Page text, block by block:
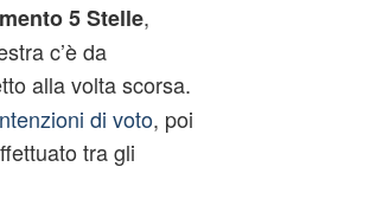
5 Stelle,
c’è da
alla volta scorsa.
di voto, poi
tra gli